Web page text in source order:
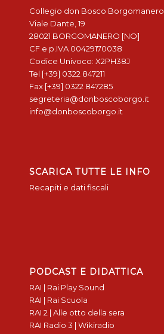
Collegio don Bosco Borgomanero
Viale Dante, 19
28021 BORGOMANERO [NO]
CF e p.IVA 00429170038
Codice Univoco: X2PH38J
Tel [+39] 0322 847211
Fax [+39] 0322 847285
segreteria@donboscoborgo.it
info@donboscoborgo.it
SCARICA TUTTE LE INFO
Recapiti e dati fiscali
PODCAST E DIDATTICA
RAI | Rai Play Sound
RAI | Rai Scuola
RAI 2 | Alle otto della sera
RAI Radio 3 | Wikiradio